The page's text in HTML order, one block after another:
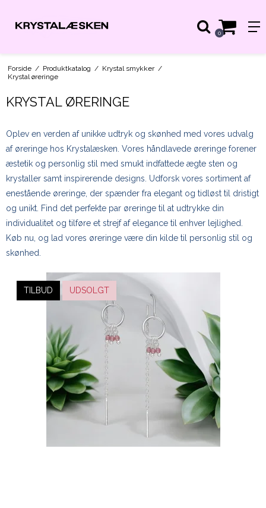
0
Forside / Produktkatalog / Krystal smykker /
Krystal øreringe
KRYSTAL ØRERINGE
Oplev en verden af unikke udtryk og skønhed med vores udvalg
af øreringe hos Krystalæsken. Vores håndlavede øreringe forener
æstetik og personlig stil med smukt indfattede ægte sten og
krystaller samt inspirerende designs. Udforsk vores sortiment af
enestående øreringe, der spænder fra elegant og tidløst til dristigt
og unikt. Find det perfekte par øreringe til at udtrykke din
individualitet og tilføre et strejf af elegance til enhver lejlighed.
Køb nu, og lad vores øreringe være din kilde til personlig stil og
skønhed.
TILBUD UDSOLGT